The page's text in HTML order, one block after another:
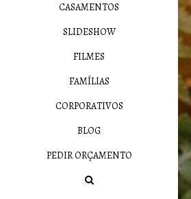
CASAMENTOS
SLIDESHOW
FILMES
FAMÍLIAS
CORPORATIVOS
BLOG
PEDIR ORÇAMENTO